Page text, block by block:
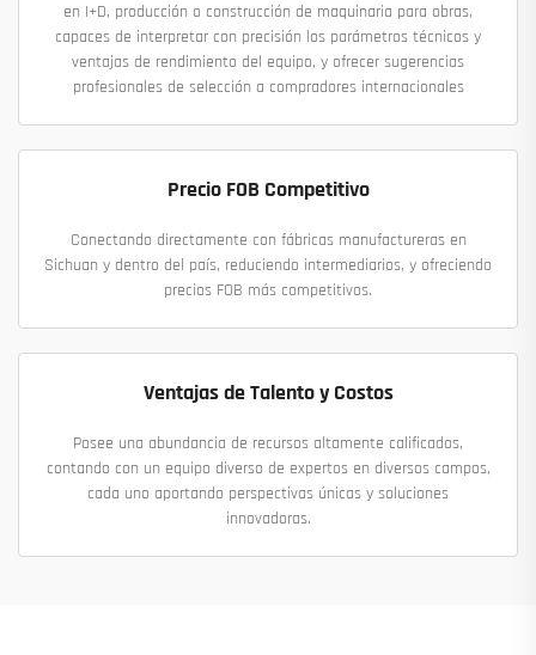
en I+D, producción o construcción de maquinaria para obras,
capaces de interpretar con precisión los parámetros técnicos y
ventajas de rendimiento del equipo, y ofrecer sugerencias
profesionales de selección a compradores internacionales
Precio FOB Competitivo
Conectando directamente con fábricas manufactureras en
Sichuan y dentro del país, reduciendo intermediarios, y ofreciendo
precios FOB más competitivos.
Ventajas de Talento y Costos
Posee una abundancia de recursos altamente calificados,
contando con un equipo diverso de expertos en diversos campos,
cada uno aportando perspectivas únicas y soluciones
innovadoras.